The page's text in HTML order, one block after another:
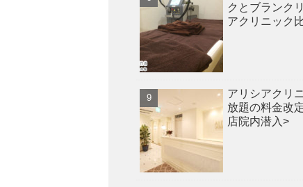
クとブランク
アクリニック
アリシアクリ
放題の料金改
店院内潜入>